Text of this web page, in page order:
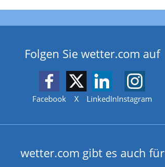
Folgen Sie wetter.com auf
Facebook X LinkedInInstagram
wetter.com gibt es auch für